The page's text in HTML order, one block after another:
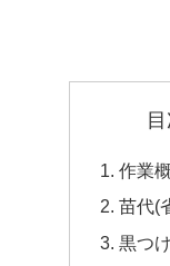
作業
苗代(
黒つ